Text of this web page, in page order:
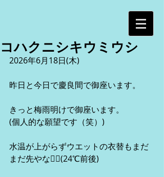
コハクニシキウミウシ
2026年6月18日(木)
昨日と今日で慶良間で御座います。
きっと梅雨明けで御座います。
(個人的な願望です（笑）)
水温が上がらずウエットの衣替もまだ
まだ先やな😮‍💨(24℃前後)